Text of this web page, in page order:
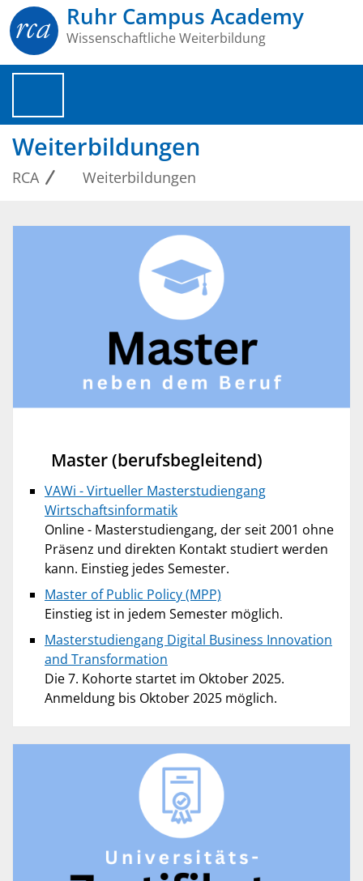
Ruhr Campus Academy
Wissenschaftliche Weiterbildung
Weiterbildungen
RCA Weiterbildungen
Master (berufsbegleitend)
VAWi - Virtueller Masterstudiengang
Wirtschaftsinformatik
Online - Masterstudiengang, der seit 2001 ohne
Präsenz und direkten Kontakt studiert werden
kann. Einstieg jedes Semester.
Master of Public Policy (MPP)
Einstieg ist in jedem Semester möglich.
Masterstudiengang Digital Business Innovation
and Transformation
Die 7. Kohorte startet im Oktober 2025.
Anmeldung bis Oktober 2025 möglich.